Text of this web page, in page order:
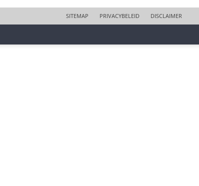
SITEMAP PRIVACYBELEID DISCLAIMER